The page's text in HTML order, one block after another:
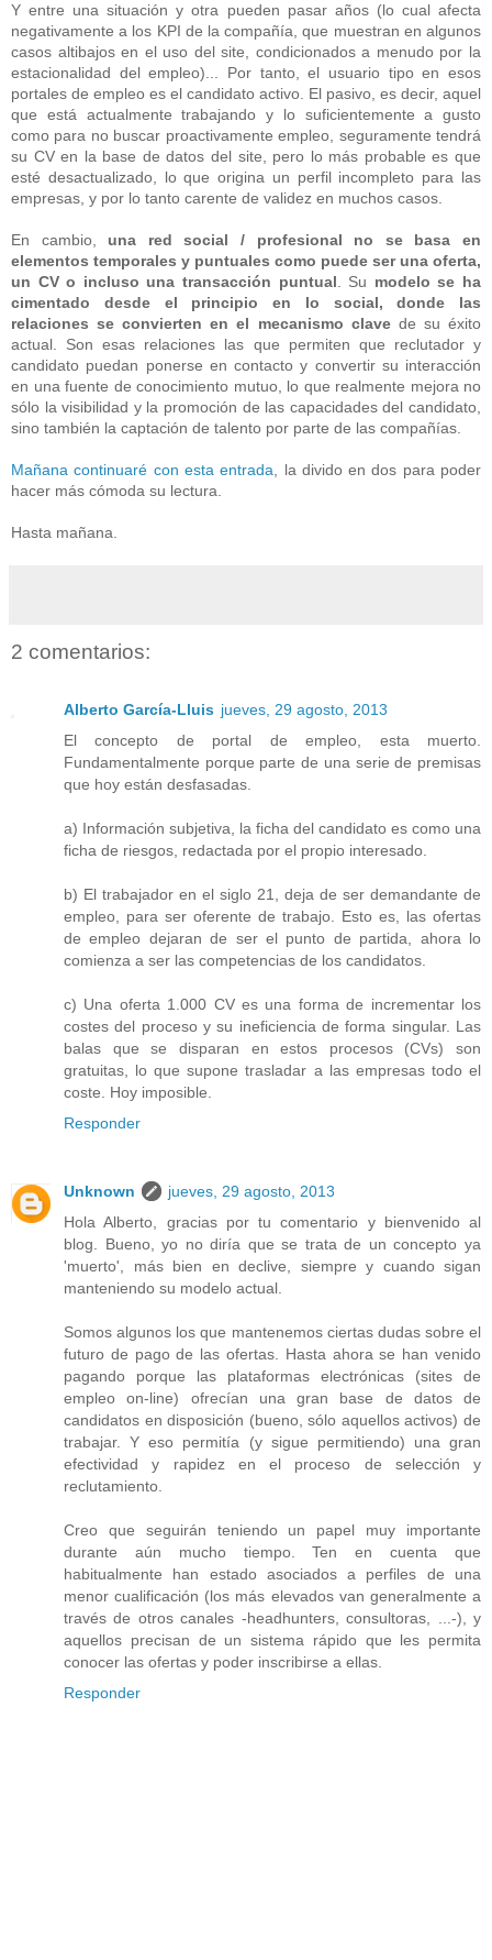
Y entre una situación y otra pueden pasar años (lo cual afecta
negativamente a los KPI de la compañía, que muestran en algunos
casos altibajos en el uso del site, condicionados a menudo por la
estacionalidad del empleo)... Por tanto, el usuario tipo en esos
portales de empleo es el candidato activo. El pasivo, es decir, aquel
que está actualmente trabajando y lo suficientemente a gusto
como para no buscar proactivamente empleo, seguramente tendrá
su CV en la base de datos del site, pero lo más probable es que
esté desactualizado, lo que origina un perfil incompleto para las
empresas, y por lo tanto carente de validez en muchos casos.
En cambio, una red social / profesional no se basa en
elementos temporales y puntuales como puede ser una oferta,
un CV o incluso una transacción puntual. Su modelo se ha
cimentado desde el principio en lo social, donde las
relaciones se convierten en el mecanismo clavede su éxito
actual. Son esas relaciones las que permiten que reclutador y
candidato puedan ponerse en contacto y convertir su interacción
en una fuente de conocimiento mutuo, lo que realmente mejora no
sólo la visibilidad y la promoción de las capacidades del candidato,
sino también la captación de talento por parte de las compañías.
Mañana continuaré con esta entrada, la divido en dos para poder
hacer más cómoda su lectura.
Hasta mañana.
2 comentarios:
Alberto García-Lluis jueves, 29 agosto, 2013
El concepto de portal de empleo, esta muerto.
Fundamentalmente porque parte de una serie de premisas
que hoy están desfasadas.
a) Información subjetiva, la ficha del candidato es como una
ficha de riesgos, redactada por el propio interesado.
b) El trabajador en el siglo 21, deja de ser demandante de
empleo, para ser oferente de trabajo. Esto es, las ofertas
de empleo dejaran de ser el punto de partida, ahora lo
comienza a ser las competencias de los candidatos.
c) Una oferta 1.000 CV es una forma de incrementar los
costes del proceso y su ineficiencia de forma singular. Las
balas que se disparan en estos procesos (CVs) son
gratuitas, lo que supone trasladar a las empresas todo el
coste. Hoy imposible.
Responder
Unknown
jueves, 29 agosto, 2013
Hola Alberto, gracias por tu comentario y bienvenido al
blog. Bueno, yo no diría que se trata de un concepto ya
'muerto', más bien en declive, siempre y cuando sigan
manteniendo su modelo actual.
Somos algunos los que mantenemos ciertas dudas sobre el
futuro de pago de las ofertas. Hasta ahora se han venido
pagando porque las plataformas electrónicas (sites de
empleo on-line) ofrecían una gran base de datos de
candidatos en disposición (bueno, sólo aquellos activos) de
trabajar. Y eso permitía (y sigue permitiendo) una gran
efectividad y rapidez en el proceso de selección y
reclutamiento.
Creo que seguirán teniendo un papel muy importante
durante aún mucho tiempo. Ten en cuenta que
habitualmente han estado asociados a perfiles de una
menor cualificación (los más elevados van generalmente a
través de otros canales -headhunters, consultoras, ...-), y
aquellos precisan de un sistema rápido que les permita
conocer las ofertas y poder inscribirse a ellas.
Responder